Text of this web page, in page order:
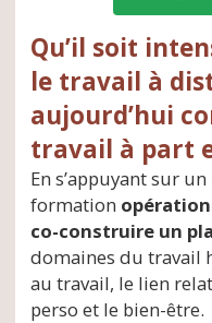
Qu’il soit
le travail à
aujourd’hui
travail à part
En s’appuyant sur un
formation
co-construire un
domaines du travail
au travail, le lien
perso et le bien-être.